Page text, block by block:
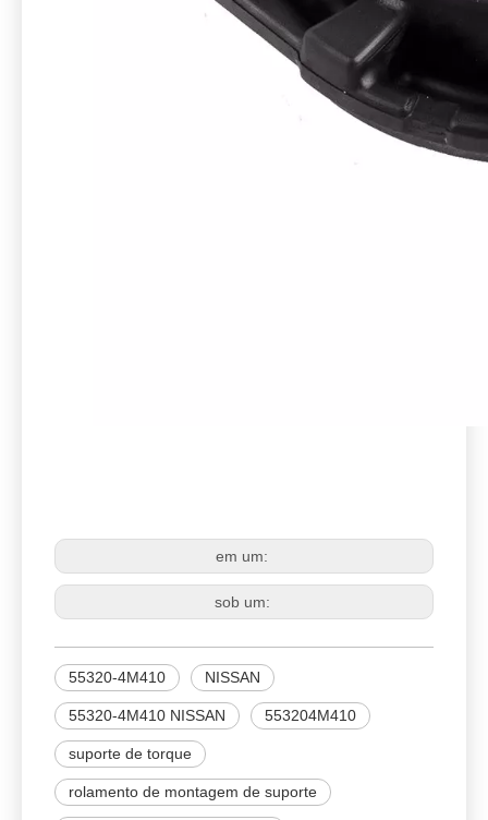
em um:
sob um:
55320-4M410 NISSAN
55320-4M410 NISSAN 553204M410
suporte de torque
rolamento de montagem de suporte